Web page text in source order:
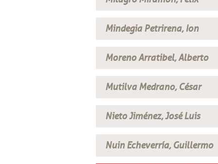
Mindegia Petrirena, Ion
Moreno Arratibel, Alberto
Mutilva Medrano, César
Nieto Jiménez, José Luis
Nuin Echeverría, Guillermo